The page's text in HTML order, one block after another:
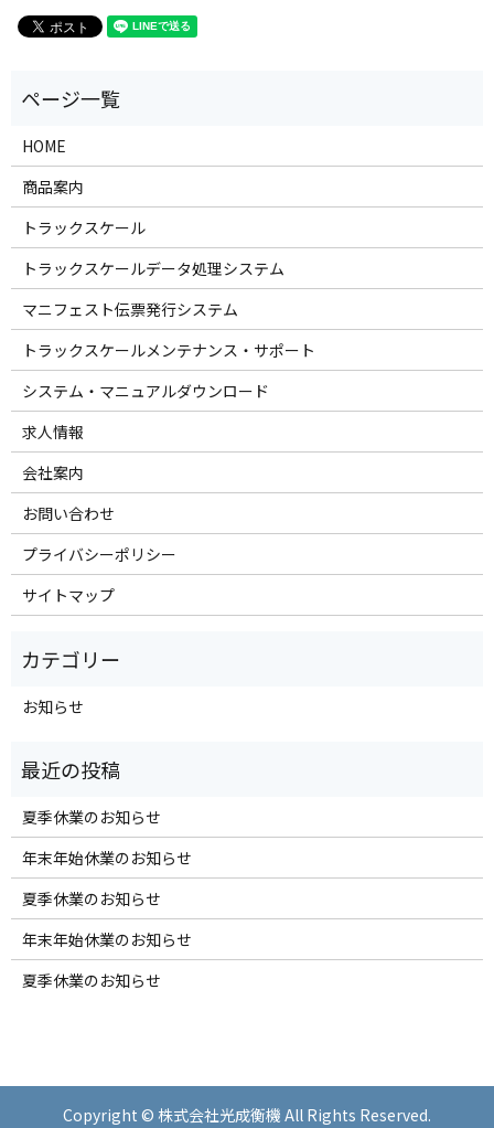
HOME
商品案内
トラックスケール
トラックスケールデータ処理システム
マニフェスト伝票発行システム
トラックスケールメンテナンス・サポート
システム・マニュアルダウンロード
求人情報
会社案内
お問い合わせ
プライバシーポリシー
サイトマップ
お知らせ
夏季休業のお知らせ
年末年始休業のお知らせ
夏季休業のお知らせ
年末年始休業のお知らせ
夏季休業のお知らせ
Copyright © 株式会社光成衡機 All Rights Reserved.